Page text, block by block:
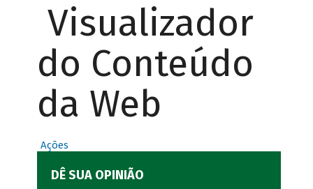
Visualizador
do Conteúdo
da Web
Ações
DÊ SUA OPINIÃO